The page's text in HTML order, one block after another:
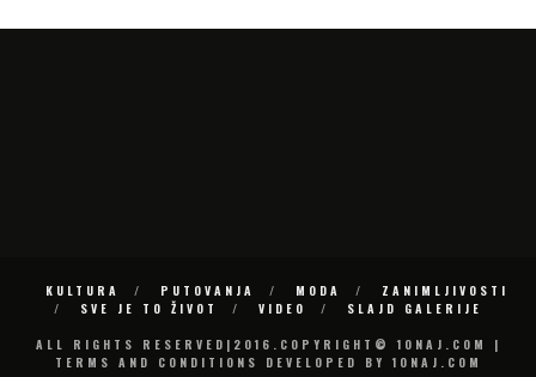
KULTURA PUTOVANJA MODA
ZANIMLJIVOSTI
SVE JE TO ŽIVOT
VIDEO
SLAJD GALERIJE
ALL RIGHTS RESERVED|2016.COPYRIGHT© 10NAJ.COM |
TERMS AND CONDITIONS DEVELOPED BY 10NAJ.COM